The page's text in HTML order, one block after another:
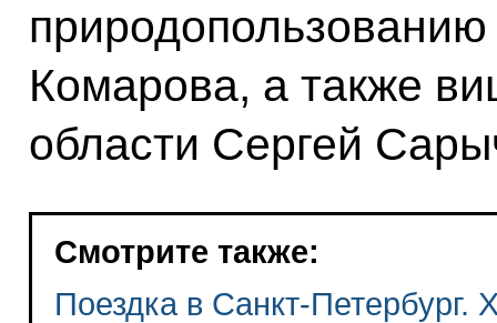
Комарова, а также
области Сергей
Смотрите также:
Поездка в Санкт-Петербург.